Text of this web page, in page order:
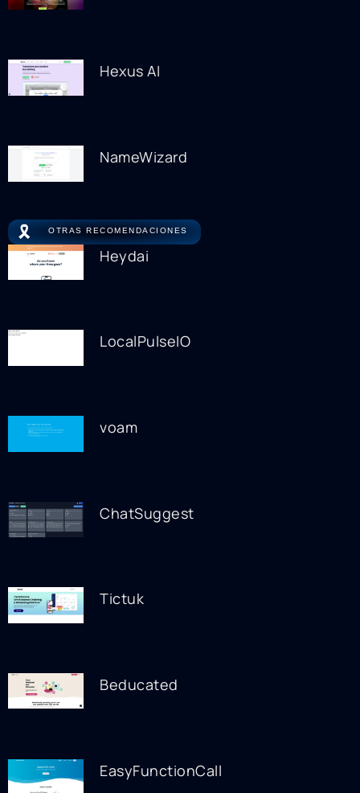
Hexus AI
NameWizard
🎗️ OTRAS RECOMENDACIONES
Heydai
LocalPulseIO
voam
ChatSuggest
Tictuk
Beducated
EasyFunctionCall